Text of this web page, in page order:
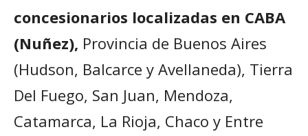
concesionarios localizadas en CABA
(Nuñez), Provincia de Buenos Aires
(Hudson, Balcarce y Avellaneda), Tierra
Del Fuego, San Juan, Mendoza,
Catamarca, La Rioja, Chaco y Entre